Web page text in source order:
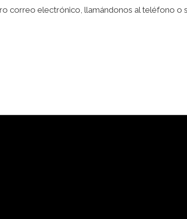
correo electrónico, llamándonos al teléfono o